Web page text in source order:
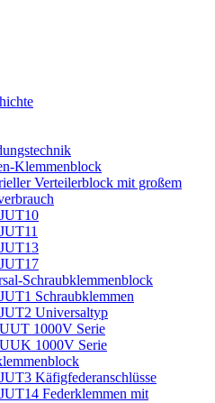
Klemmenblock
Verteilerblock mit großem
JUT10
JUT11
JUT13
JUT17
Schraubklemmenblock
JUT1 Schraubklemmen
JUT2 Universaltyp
UUT 1000V Serie
UUK 1000V Serie
JUT3 Käfigfederanschlüsse
JUT14 Federklemmen mit